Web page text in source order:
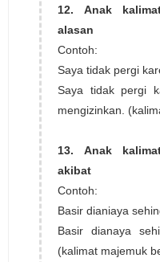
12. Anak
alasan
Contoh:
Saya tidak pergi
Saya tidak pergi
mengizinkan.
13. Anak
akibat
Contoh:
Basir dianiaya
Basir dianaya
(kalimat majemuk